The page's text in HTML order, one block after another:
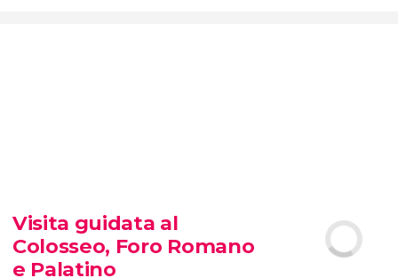
Musei Vaticani e
Sistina
Visita guidata al
Colosseo, Foro Romano
e Palatino